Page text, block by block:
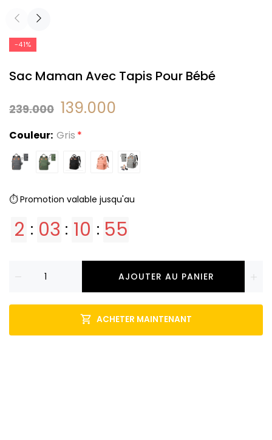
-41%
Sac Maman Avec Tapis Pour Bébé
239.000 139.000
Couleur: Gris
⏱️ Promotion valable jusqu'au
2 : 03 : 10 : 54
AJOUTER AU PANIER
ACHETER MAINTENANT